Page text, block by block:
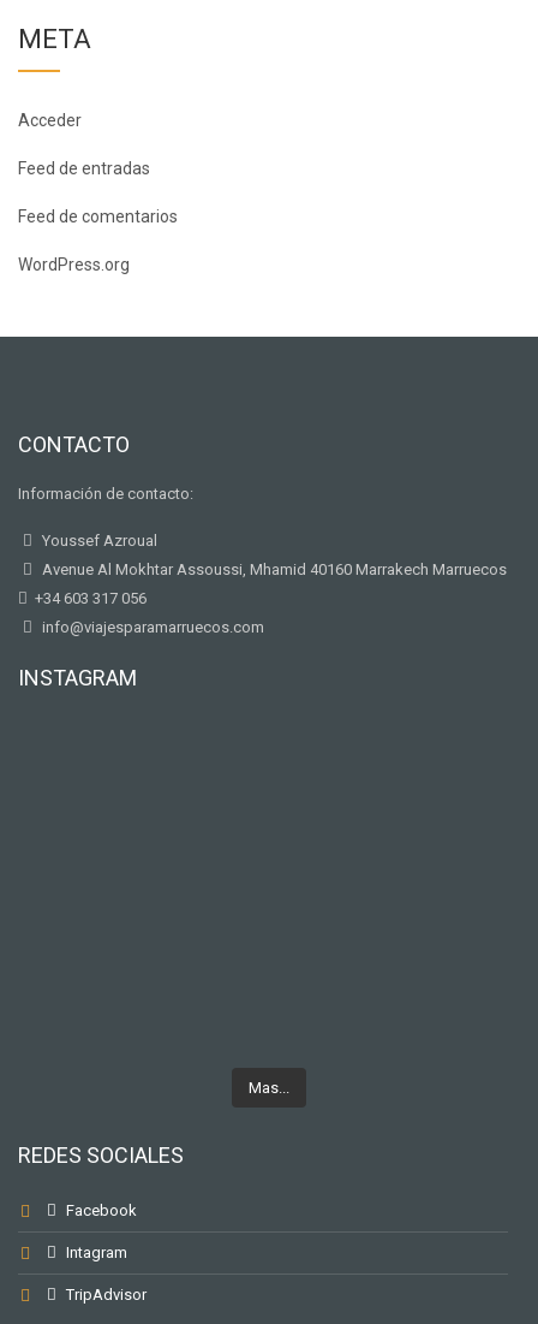
META
Acceder
Feed de entradas
Feed de comentarios
WordPress.org
CONTACTO
Información de contacto:
Youssef Azroual
Avenue Al Mokhtar Assoussi, Mhamid 40160 Marrakech Marruecos
+34 603 317 056
info@viajesparamarruecos.com
INSTAGRAM
Mas...
REDES SOCIALES
Facebook
Intagram
TripAdvisor